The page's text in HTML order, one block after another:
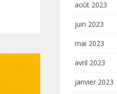
août 2023
juin 2023
mai 2023
avril 2023
janvier 2023